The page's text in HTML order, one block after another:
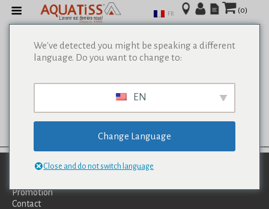
(0)
FR
We've detected you might be speaking a different
language. Do you want to change to:
EN
Change Language
Close and do not switch language
Catalogues
Promotion
Contact